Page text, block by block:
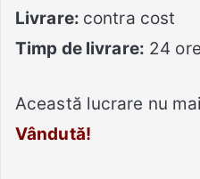
Livrare: contra cost
Timp de livrare: 24 ore
Această lucrare nu
Vândută!